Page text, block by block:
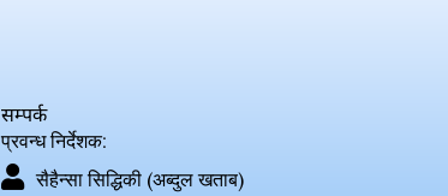
सम्पर्क
प्रवन्ध निर्देशक:
सैहैन्सा सिद्धिकी (अब्दुल खताब)